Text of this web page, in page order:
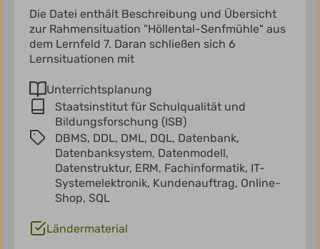
Die Datei enthält Beschreibung und Übersicht
zur Rahmensituation "Höllental-Senfmühle" aus
dem Lernfeld 7. Daran schließen sich 6
Lernsituationen mit
Unterrichtsplanung
Staatsinstitut für Schulqualität und
Bildungsforschung (ISB)
DBMS, DDL, DML, DQL, Datenbank,
Datenbanksystem, Datenmodell,
Datenstruktur, ERM, Fachinformatik, IT-
Systemelektronik, Kundenauftrag, Online-
Shop, SQL
Ländermaterial